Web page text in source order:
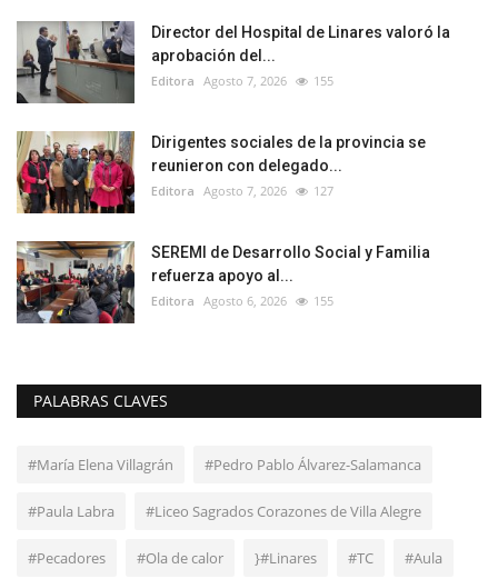
Director del Hospital de Linares valoró la
aprobación del...
Editora Agosto 7, 2026 155
Dirigentes sociales de la provincia se
reunieron con delegado...
Editora Agosto 7, 2026 127
SEREMI de Desarrollo Social y Familia
refuerza apoyo al...
Editora Agosto 6, 2026 155
PALABRAS CLAVES
#María Elena Villagrán #Pedro Pablo Álvarez-Salamanca
#Paula Labra #Liceo Sagrados Corazones de Villa Alegre
#Pecadores #Ola de calor }#Linares #TC #Aula